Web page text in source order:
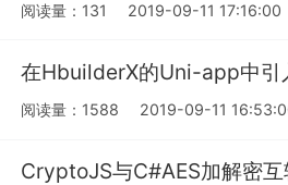
阅读量：131 2019-09-11 17:16:00
在HbuilderX的Uni-app中
阅读量：1588 2019-09-11
CryptoJS与C#AES加解密互